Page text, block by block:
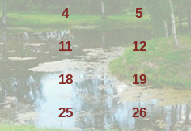
4 5
11 12
18 19
25 26